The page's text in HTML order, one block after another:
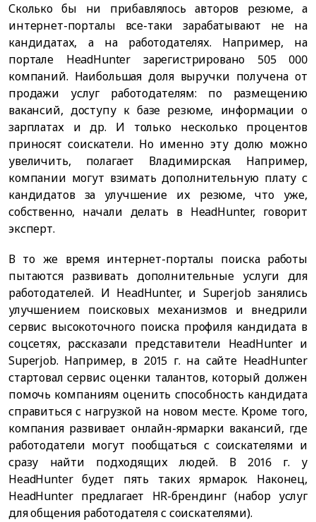
Сколько бы ни прибавлялось авторов резюме, а
интернет-порталы все-таки зарабатывают не на
кандидатах, а на работодателях. Например, на
портале HeadHunter зарегистрировано 505 000
компаний. Наибольшая доля выручки получена от
продажи услуг работодателям: по размещению
вакансий, доступу к базе резюме, информации о
зарплатах и др. И только несколько процентов
приносят соискатели. Но именно эту долю можно
увеличить, полагает Владимирская. Например,
компании могут взимать дополнительную плату с
кандидатов за улучшение их резюме, что уже,
собственно, начали делать в HeadHunter, говорит
эксперт.
В то же время интернет-порталы поиска работы
пытаются развивать дополнительные услуги для
работодателей. И HeadHunter, и Superjob занялись
улучшением поисковых механизмов и внедрили
сервис высокоточного поиска профиля кандидата в
соцсетях, рассказали представители HeadHunter и
Superjob. Например, в 2015 г. на сайте HeadHunter
стартовал сервис оценки талантов, который должен
помочь компаниям оценить способность кандидата
справиться с нагрузкой на новом месте. Кроме того,
компания развивает онлайн-ярмарки вакансий, где
работодатели могут пообщаться с соискателями и
сразу найти подходящих людей. В 2016 г. у
HeadHunter будет пять таких ярмарок. Наконец,
HeadHunter предлагает HR-брендинг (набор услуг
для общения работодателя с соискателями).